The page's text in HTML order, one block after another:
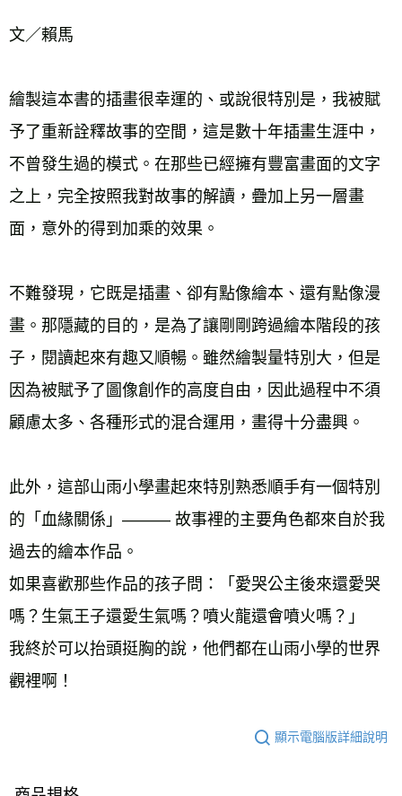
文／賴馬
繪製這本書的插畫很幸運的、或說很特別是，我被賦
予了重新詮釋故事的空間，這是數十年插畫生涯中，
不曾發生過的模式。在那些已經擁有豐富畫面的文字
之上，完全按照我對故事的解讀，疊加上另一層畫
面，意外的得到加乘的效果。
不難發現，它既是插畫、卻有點像繪本、還有點像漫
畫。那隱藏的目的，是為了讓剛剛跨過繪本階段的孩
子，閱讀起來有趣又順暢。雖然繪製量特別大，但是
因為被賦予了圖像創作的高度自由，因此過程中不須
顧慮太多、各種形式的混合運用，畫得十分盡興。
此外，這部山雨小學畫起來特別熟悉順手有一個特別
的「血緣關係」——— 故事裡的主要角色都來自於我
過去的繪本作品。
如果喜歡那些作品的孩子問：「愛哭公主後來還愛哭
嗎？生氣王子還愛生氣嗎？噴火龍還會噴火嗎？」
我終於可以抬頭挺胸的說，他們都在山雨小學的世界
觀裡啊！
顯示電腦版詳細說明